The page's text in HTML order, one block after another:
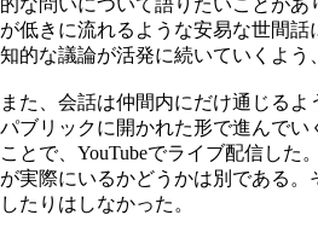
が低きに流れるような安易な世間
知的な議論が活発に続いていくよう
また、会話は仲間内にだけ通じるよ
パブリックに開かれた形で進んでい
ことで、YouTubeでライブ配信した
が実際にいるかどうかは別である
したりはしなかった。